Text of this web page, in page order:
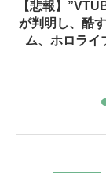
【悲報】
が判明し、酷
ム、ホロライ